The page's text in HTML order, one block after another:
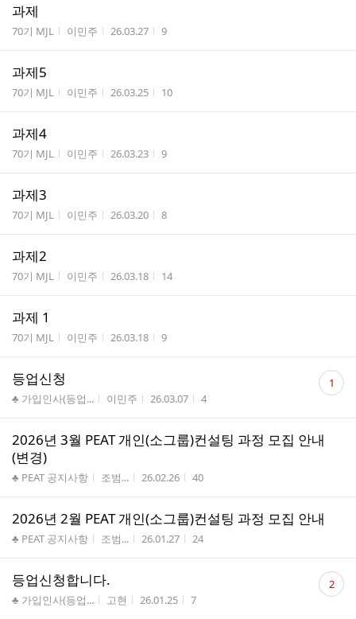
과제
게시판명
70기 MJL 작성자
이민주 작성시간
26.03.27 조회수
9
과제5
게시판명
70기 MJL 작성자
이민주 작성시간
26.03.25 조회수
10
과제4
게시판명
70기 MJL 작성자
이민주 작성시간
26.03.23 조회수
9
과제3
게시판명
70기 MJL 작성자
이민주 작성시간
26.03.20 조회수
8
과제2
게시판명
70기 MJL 작성자
이민주 작성시간
26.03.18 조회수
14
과제 1
게시판명
70기 MJL 작성자
이민주 작성시간
26.03.18 조회수
9
등업신청
게시판명
♣ 가입인사(등업... 작성자
이민주 작성시간
26.03.07 조회수
4
댓
글 1
2026년 3월 PEAT 개인(소그룹)컨설팅 과정 모집 안내
(변경)
게시판명
♣ PEAT 공지사항 작성자
조범... 작성시간
26.02.26 조회수
40
2026년 2월 PEAT 개인(소그룹)컨설팅 과정 모집 안내
게시판명
♣ PEAT 공지사항 작성자
조범... 작성시간
26.01.27 조회수
24
등업신청합니다.
게시판명
♣ 가입인사(등업... 작성자
고현 작성시간
26.01.25 조회수
7
댓
글 2